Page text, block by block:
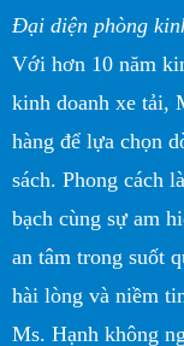
Đại diện phòng
Với hơn 10 năm
kinh doanh xe tải,
hàng để lựa chọn
sách. Phong cách
bạch cùng sự am
an tâm trong suốt
hài lòng và niềm
Ms. Hạnh không